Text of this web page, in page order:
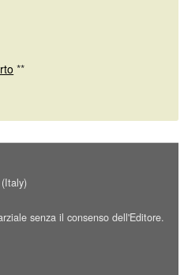
**
senza il consenso dell'Editore.